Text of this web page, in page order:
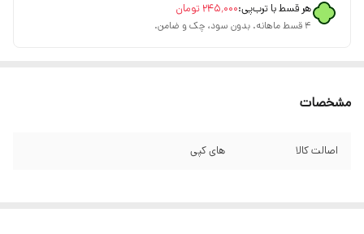
هر قسط با ترب‌پی:۲۴۵٬۰۰۰ تومان
۴ قسط ماهانه. بدون سود، چک و ضامن.
مشخصات
اصالت کالا های کپی